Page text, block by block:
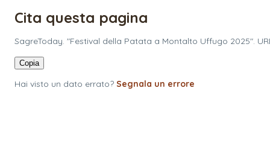
Cita questa pagina
SagreToday. "Festival della Patata a Montalto Uffugo 2025".
Copia
Hai visto un dato errato? Segnala un errore